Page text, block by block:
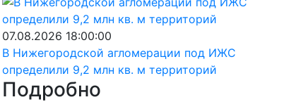
07.08.2026 18:00:00
В Нижегородской агломерации под ИЖС
определили 9,2 млн кв. м территорий
Подробно